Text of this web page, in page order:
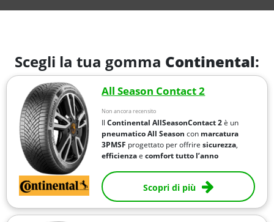
Scegli la tua gomma Continental:
All Season Contact 2
Non ancora recensito
IlContinental AllSeasonContact 2è un
pneumatico All Season con marcatura
3PMSF progettato per offriresicurezza,
efficienzaecomforttutto l’anno
Scopri di più